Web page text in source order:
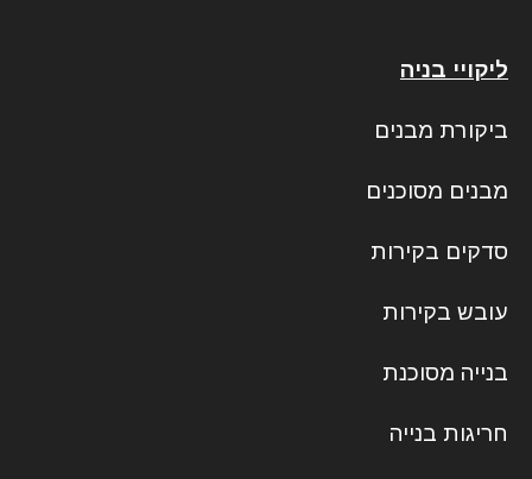
ליקויי בניה
ביקורת מבנים
מבנים מסוכנים
סדקים בקירות
עובש בקירות
בנייה מסוכנת
חריגות בנייה